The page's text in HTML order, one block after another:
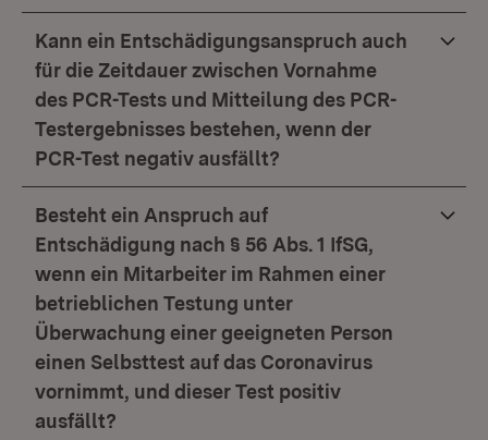
Kann ein Entschädigungsanspruch auch
für die Zeitdauer zwischen Vornahme
des PCR-Tests und Mitteilung des PCR-
Testergebnisses bestehen, wenn der
PCR-Test negativ ausfällt?
Besteht ein Anspruch auf
Entschädigung nach § 56 Abs. 1 IfSG,
wenn ein Mitarbeiter im Rahmen einer
betrieblichen Testung unter
Überwachung einer geeigneten Person
einen Selbsttest auf das Coronavirus
vornimmt, und dieser Test positiv
ausfällt?